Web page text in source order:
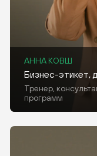
АННА КОВШ
Бизнес-этикет,
Тренер,
программ